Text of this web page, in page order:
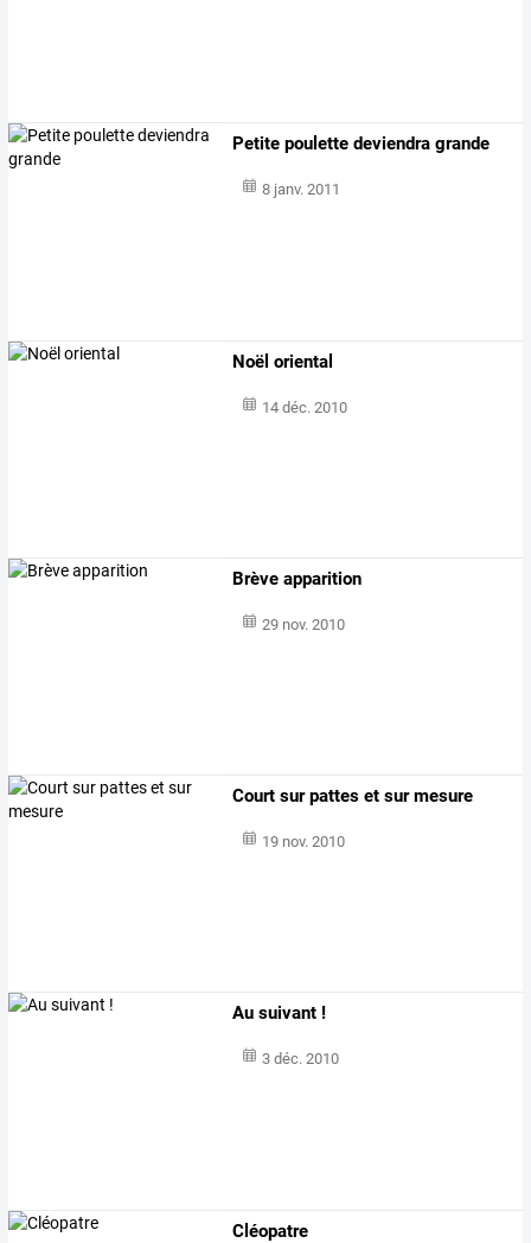
Petite poulette deviendra grande
8 janv. 2011
Noël oriental
14 déc. 2010
Brève apparition
29 nov. 2010
Court sur pattes et sur mesure
19 nov. 2010
Au suivant !
3 déc. 2010
Cléopatre